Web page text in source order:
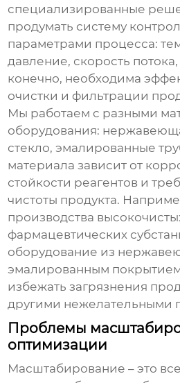
специализированные
продумать систему
параметрами процесса:
давление, скорость
конечно, необходима
очистки и фильтрации
Мы работаем с разными
оборудования:
стекло, эмалированные
материала зависит от
стойкости реагентов и
чистоты продукта.
производства
фармацевтических
оборудование из
эмалированным
избежать загрязнения
другими нежелательными
Проблемы
оптимизации
Масштабирование – это